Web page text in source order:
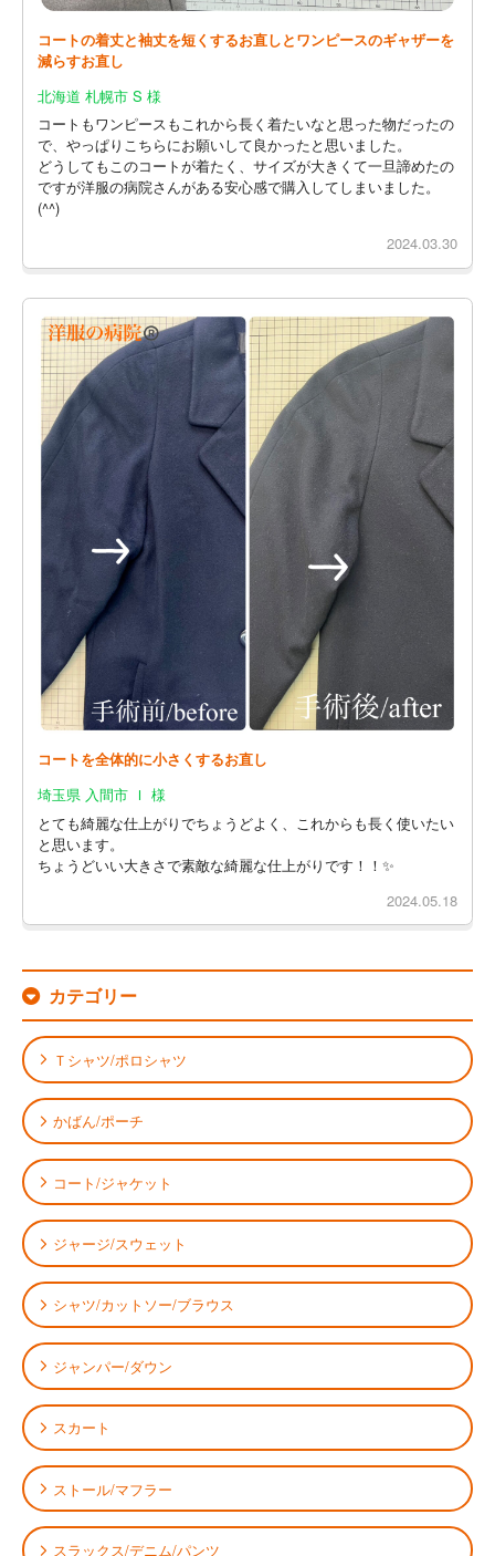
コートの着丈と袖丈を短くするお直しとワンピースのギャザーを
減らすお直し
北海道 札幌市 S 様
コートもワンピースもこれから長く着たいなと思った物だったの
で、やっぱりこちらにお願いして良かったと思いました。
どうしてもこのコートが着たく、サイズが大きくて一旦諦めたの
ですが洋服の病院さんがある安心感で購入してしまいました。
(^^)
2024.03.30
コートを全体的に小さくするお直し
埼玉県 入間市 Ｉ 様
とても綺麗な仕上がりでちょうどよく、これからも長く使いたい
と思います。
ちょうどいい大きさで素敵な綺麗な仕上がりです！！✨
2024.05.18
カテゴリー
Ｔシャツ/ポロシャツ
かばん/ポーチ
コート/ジャケット
ジャージ/スウェット
シャツ/カットソー/ブラウス
ジャンパー/ダウン
スカート
ストール/マフラー
スラックス/デニム/パンツ